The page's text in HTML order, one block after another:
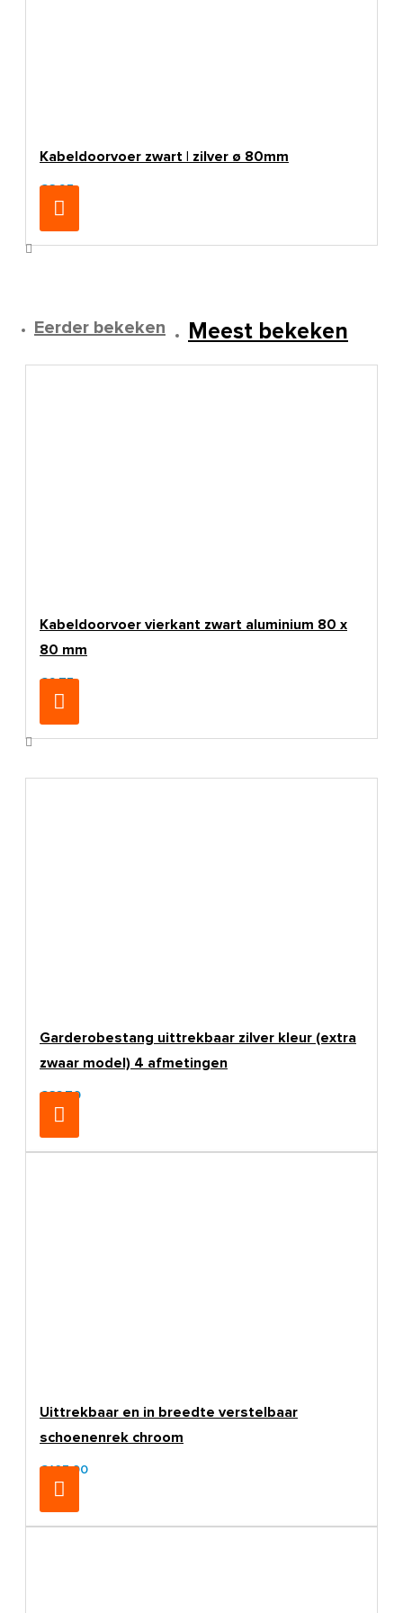
Kabeldoorvoer zwart | zilver ø 80mm
€3,95
Eerder bekeken Meest bekeken
Kabeldoorvoer vierkant zwart aluminium 80 x
80 mm
€9,75
Garderobestang uittrekbaar zilver kleur (extra
zwaar model) 4 afmetingen
€32,70
Uittrekbaar en in breedte verstelbaar
schoenenrek chroom
€105,00